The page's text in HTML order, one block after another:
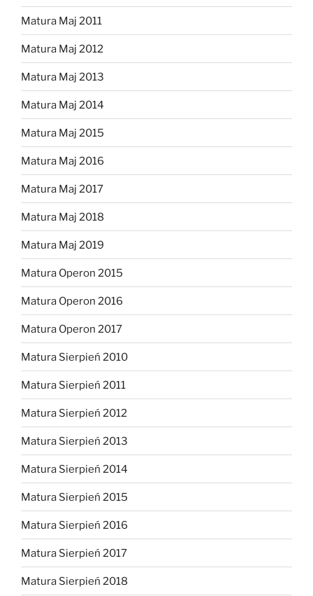
Matura Maj 2011
Matura Maj 2012
Matura Maj 2013
Matura Maj 2014
Matura Maj 2015
Matura Maj 2016
Matura Maj 2017
Matura Maj 2018
Matura Maj 2019
Matura Operon 2015
Matura Operon 2016
Matura Operon 2017
Matura Sierpień 2010
Matura Sierpień 2011
Matura Sierpień 2012
Matura Sierpień 2013
Matura Sierpień 2014
Matura Sierpień 2015
Matura Sierpień 2016
Matura Sierpień 2017
Matura Sierpień 2018